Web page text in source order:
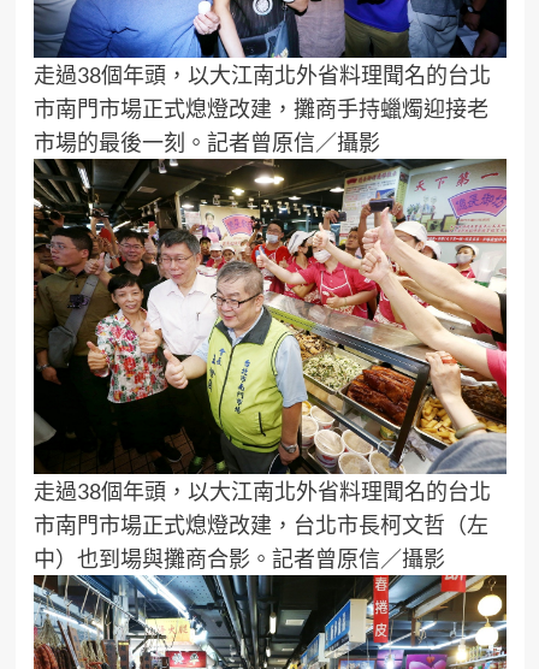
走過38個年頭，以大江南北外省料理聞名的台北
市南門市場正式熄燈改建，攤商手持蠟燭迎接老
市場的最後一刻。記者曾原信／攝影
走過38個年頭，以大江南北外省料理聞名的台北
市南門市場正式熄燈改建，台北市長柯文哲（左
中）也到場與攤商合影。記者曾原信／攝影